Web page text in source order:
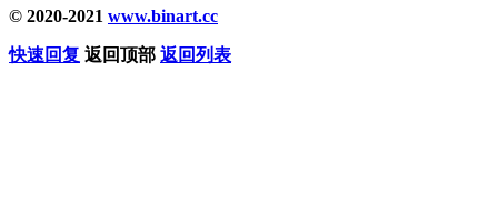
© 2020-2021 www.binart.cc
快速回复 返回顶部 返回列表